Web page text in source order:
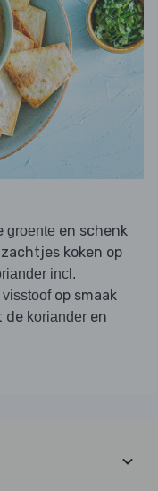
groente en schenk
koken op
incl.
visstoofop smaak
de koriander en